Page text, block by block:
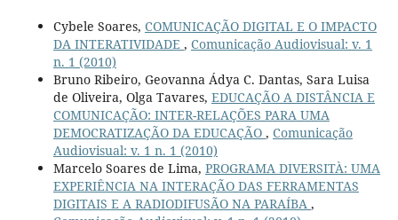
Cybele Soares, COMUNICAÇÃO DIGITAL E O IMPACTO
DA INTERATIVIDADE , Comunicação Audiovisual: v. 1
n. 1 (2010)
Bruno Ribeiro, Geovanna Ádya C. Dantas, Sara Luisa
de Oliveira, Olga Tavares, EDUCAÇÃO A DISTÂNCIA E
COMUNICAÇÃO: INTER-RELAÇÕES PARA UMA
DEMOCRATIZAÇÃO DA EDUCAÇÃO , Comunicação
Audiovisual: v. 1 n. 1 (2010)
Marcelo Soares de Lima, PROGRAMA DIVERSITÀ: UMA
EXPERIÊNCIA NA INTERAÇÃO DAS FERRAMENTAS
DIGITAIS E A RADIODIFUSÃO NA PARAÍBA ,